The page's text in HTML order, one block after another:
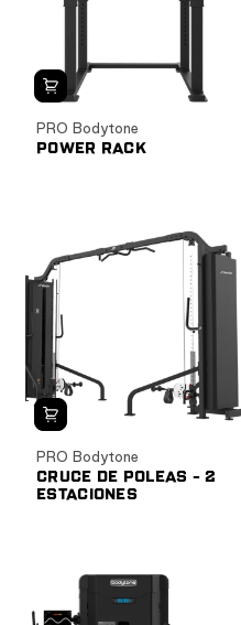
PRO Bodytone
POWER RACK
PRO Bodytone
CRUCE DE POLEAS - 2
ESTACIONES